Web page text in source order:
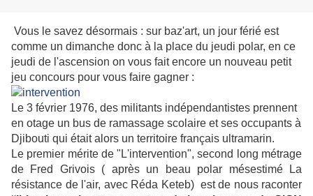
Vous le savez désormais : sur baz'art, un jour férié est
comme un dimanche donc à la place du jeudi polar, en ce
jeudi de l'ascension on vous fait encore un nouveau petit
jeu concours pour vous faire gagner :
Le 3 février 1976, des militants indépendantistes prennent
en otage un bus de ramassage scolaire et ses occupants à
Djibouti qui était alors un territoire français ultramarin.
Le premier mérite de "L'intervention", second long métrage
de Fred Grivois ( après un beau polar mésestimé La
résistance de l'air, avec Réda Keteb) est de nous raconter